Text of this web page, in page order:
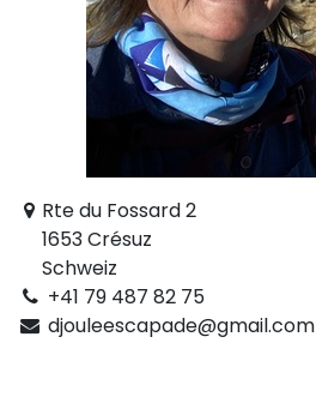
Rte du Fossard 2
1653 Crésuz
Schweiz
+41 79 487 82 75
djouleescapade@gmail.com